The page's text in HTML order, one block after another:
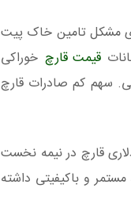
مشکل تامین خاک پیت
قیمت قارچ خوراکی
سهم کم صادرات قارچ
و قارچ خوراکی وزارت جهاد کشاورزی در خصوص صادرات 2.1 میلیون دلاری قارچ در نیمه نخست
و باکیفیتی داشته